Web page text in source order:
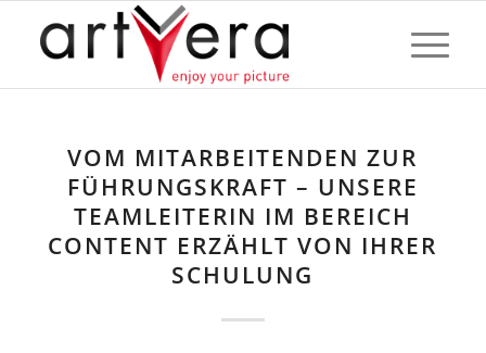
VOM MITARBEITENDEN ZUR
FÜHRUNGSKRAFT – UNSERE
TEAMLEITERIN IM BEREICH
CONTENT ERZÄHLT VON IHRER
SCHULUNG